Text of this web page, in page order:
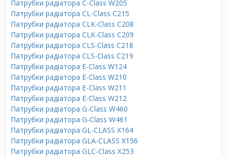
Патрубки радіатора C-Class W205
Патрубки радіатора CL-Class C215
Патрубки радіатора CLK-Class C208
Патрубки радіатора CLK-Class C209
Патрубки радіатора CLS-Class C218
Патрубки радіатора CLS-Class C219
Патрубки радіатора E-Class W124
Патрубки радіатора E-Class W210
Патрубки радіатора E-Class W211
Патрубки радіатора E-Class W212
Патрубки радіатора G-Class W460
Патрубки радіатора G-Class W461
Патрубки радіатора GL-CLASS X164
Патрубки радіатора GLA-CLASS X156
Патрубки радіатора GLC-Class X253